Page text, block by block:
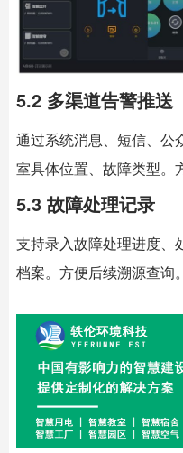
5.2 多渠道告警推送
通过系统消息、短信、公
室具体位置、故障类型。
5.3 故障处理记录
支持录入故障处理进度、
档案。方便后续溯源查询。